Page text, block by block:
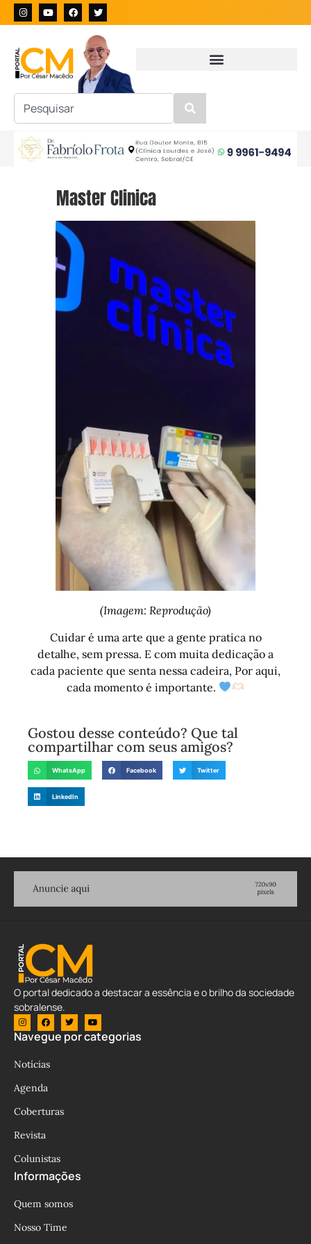
Master Clinica
(Imagem: Reprodução)
Cuidar é uma arte que a gente pratica no
detalhe, sem pressa. E com muita dedicação a
cada paciente que senta nessa cadeira, Por aqui,
cada momento é importante.
Gostou desse conteúdo? Que tal
compartilhar com seus amigos?
WhatsApp Facebook Twitter
LinkedIn
O portal dedicado a destacar a essência e o brilho da sociedade
sobralense.
Navegue por categorias
Notícias
Agenda
Coberturas
Revista
Colunistas
Informações
Quem somos
Nosso Time